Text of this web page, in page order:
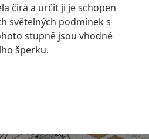
čirá a určit ji je schopen
světelných podmínek s
stupně jsou vhodné
šperku.